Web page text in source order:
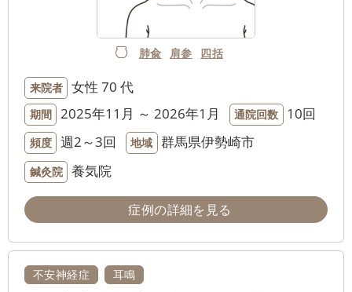
肺兪 肩参 四括
来院者 女性 70 代
期間 2025年11月 ～ 2026年1月 通院回数 10回
頻度 週2～3回 地域 群馬県伊勢崎市
鍼灸院 養気院
症例の詳細を見る
不安神経症 耳鳴